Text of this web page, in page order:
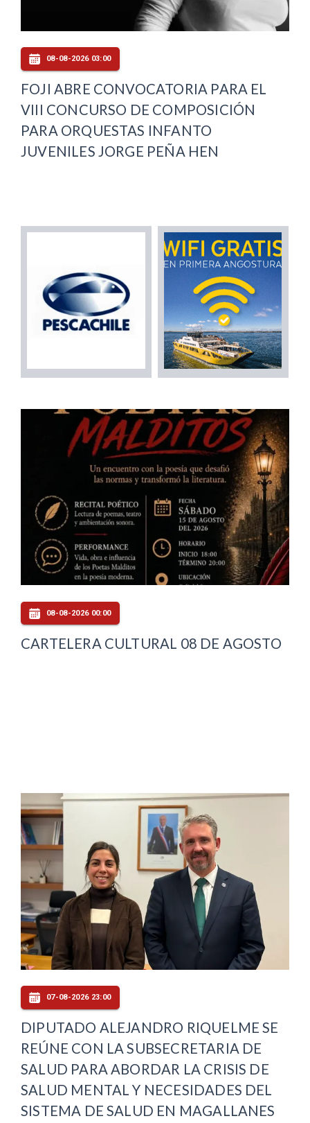
08-08-2026 03:00
FOJI ABRE CONVOCATORIA PARA EL
VIII CONCURSO DE COMPOSICIÓN
PARA ORQUESTAS INFANTO
JUVENILES JORGE PEÑA HEN
08-08-2026 00:00
CARTELERA CULTURAL 08 DE AGOSTO
07-08-2026 23:00
DIPUTADO ALEJANDRO RIQUELME SE
REÚNE CON LA SUBSECRETARIA DE
SALUD PARA ABORDAR LA CRISIS DE
SALUD MENTAL Y NECESIDADES DEL
SISTEMA DE SALUD EN MAGALLANES